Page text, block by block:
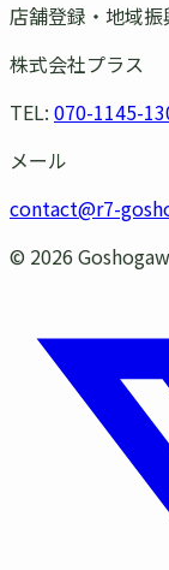
店舗登録・地域
株式会社プラス
TEL: 070-1145-
メール
contact@r7-
© 2026